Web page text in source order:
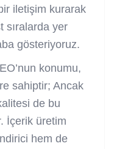
iletişim kurarak
sıralarda yer
gösteriyoruz.
konumu,
sahiptir; Ancak
de bu
İçerik üretim
hem de